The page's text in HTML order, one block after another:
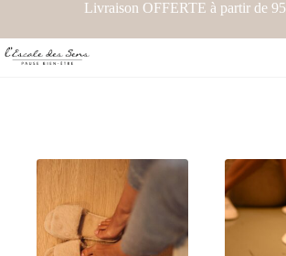
Livraison OFFERTE à partir de